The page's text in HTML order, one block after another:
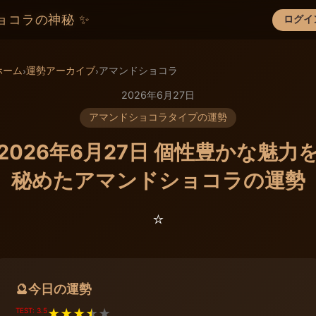
コラの神秘 ✨ ログイ
×
ーム›運勢アーカイブ›アマンドショコラ
2026年6月27日
アマンドショコラタイプの運勢
年6月27日 個性豊かな魅力
秘めたアマンドショコラの運勢
⭐️
🔮今日の運勢
TEST: 3.5